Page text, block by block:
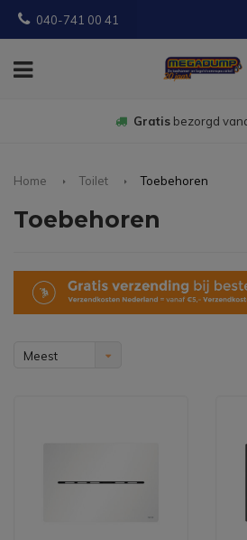
040-741 00 41
Gratis bezorgd
Home Toilet Toebehoren
Toebehoren
Meest